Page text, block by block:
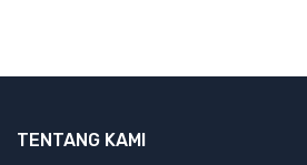
TENTANG KAMI